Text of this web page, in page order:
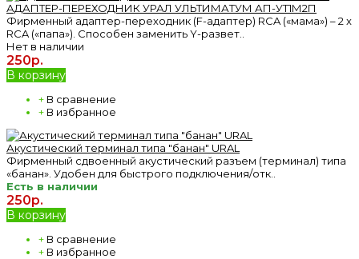
АДАПТЕР-ПЕРЕХОДНИК УРАЛ УЛЬТИМАТУМ АП-УТ1М2П
Фирменный адаптер-переходник (F-адаптер) RCA («мама») – 2 x
RCA («папа»). Способен заменить Y-развет..
Нет в наличии
250р.
В корзину
+ В сравнение
+ В избранное
Акустический терминал типа "банан" URAL
Фирменный сдвоенный акустический разъем (терминал) типа
«банан». Удобен для быстрого подключения/отк..
Есть в наличии
250р.
В корзину
+ В сравнение
+ В избранное